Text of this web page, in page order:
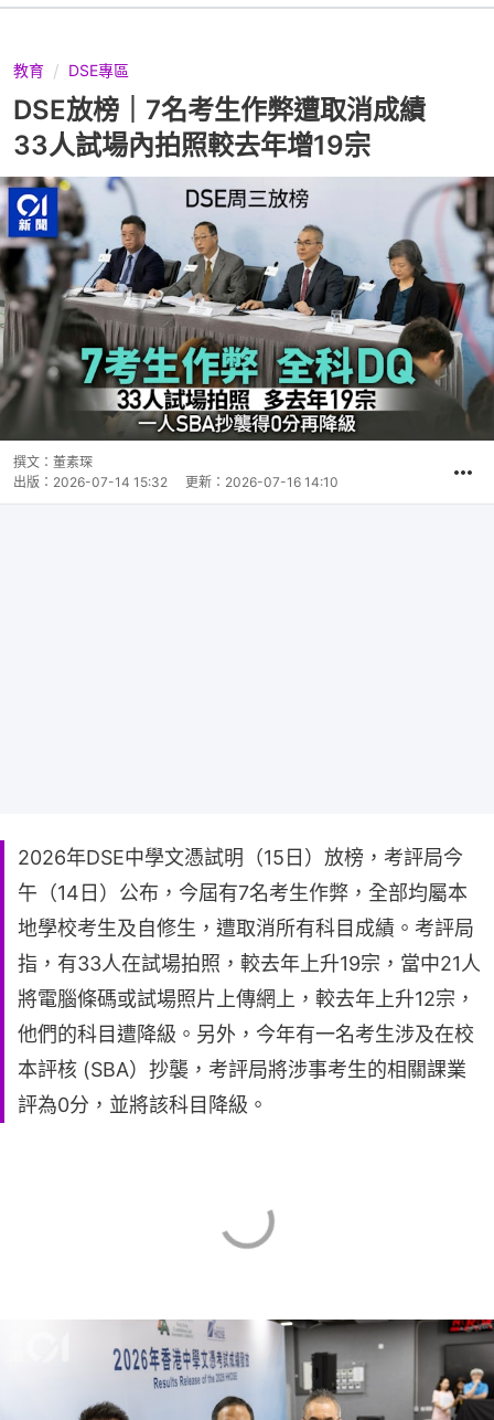
教育 DSE專區
DSE放榜｜7名考生作弊遭取消成績
33人試場內拍照較去年增19宗
撰文： 董素琛
出版： 2026-07-14 15:32 更新： 2026-07-16 14:10
2026年DSE中學文憑試明（15日）放榜，考評局今
午（14日）公布，今屆有7名考生作弊，全部均屬本
地學校考生及自修生，遭取消所有科目成績。考評局
指，有33人在試場拍照，較去年上升19宗，當中21人
將電腦條碼或試場照片上傳網上，較去年上升12宗，
他們的科目遭降級。另外，今年有一名考生涉及在校
本評核 (SBA）抄襲，考評局將涉事考生的相關課業
評為0分，並將該科目降級。